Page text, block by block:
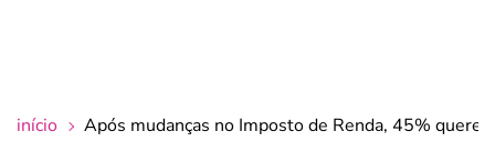
início Após mudanças no Imposto de Renda, 45%